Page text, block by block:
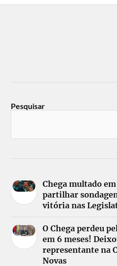
Pesquisar
Chega multado
partilhar
vitória nas
O Chega perdeu
em 6 meses!
representante na
Novas